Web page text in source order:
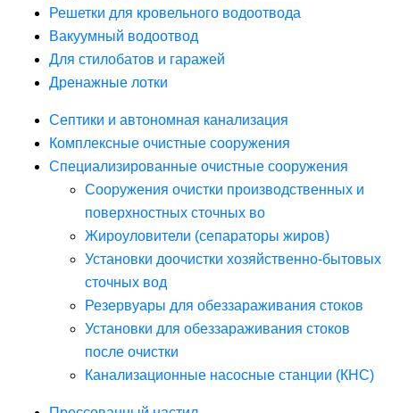
Решетки для кровельного водоотвода
Вакуумный водоотвод
Для стилобатов и гаражей
Дренажные лотки
Септики и автономная канализация
Комплексные очистные сооружения
Специализированные очистные сооружения
Сооружения очистки производственных и
поверхностных сточных во
Жироуловители (сепараторы жиров)
Установки доочистки хозяйственно-бытовых
сточных вод
Резервуары для обеззараживания стоков
Установки для обеззараживания стоков
после очистки
Канализационные насосные станции (КНС)